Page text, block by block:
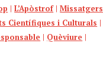
|L’Apòstrof|Missatgers
Científiques i Culturals |
| Quèviure |